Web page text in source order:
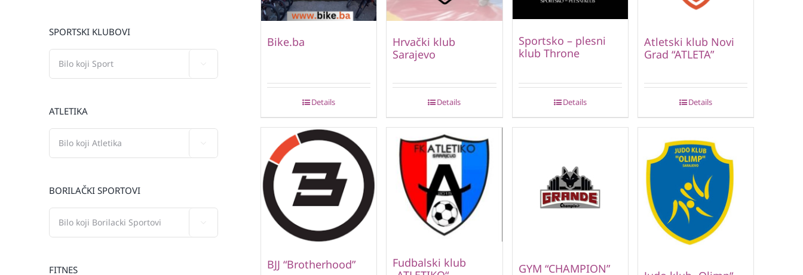
Bike.ba
Details
Hrvački klub
Sarajevo
Details
Sportsko – plesni
klub Throne
Details
Atletski klub Novi
Grad “ATLETA”
Details
BJJ “Brotherhood”
Fudbalski klub
GYM “CHAMPION”
SPORTSKI KLUBOVI
ATLETIKA
BORILAČKI SPORTOVI
FITNES